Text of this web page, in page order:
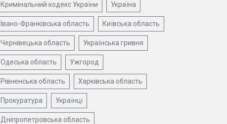
Кримінальний кодекс України Україна
Івано-Франківська область Київська область
Чернівецька область Українська гривня
Одеська область Ужгород
Рівненська область Харківська область
Прокуратура Українці
Дніпропетровська область